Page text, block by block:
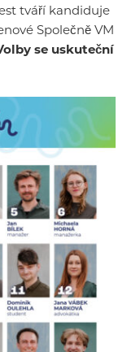
tváří kandiduje
Společně VM
se uskuteční